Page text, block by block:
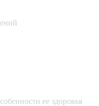
ее здоровья